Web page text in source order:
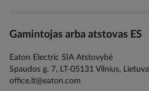
Gamintojas arba atstovas ES
Eaton Electric SIA Atstovybė
Spaudos g. 7, LT-05131 Vilnius, Lietuva
office.lt@eaton.com